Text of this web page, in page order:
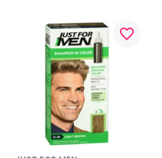
favorite_border